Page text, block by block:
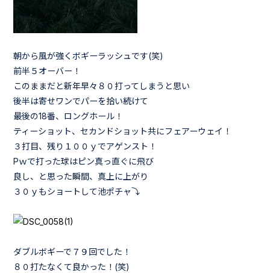
朝から風が強くボギーラッシュです(笑)
前半５オーバー！
このままだと新年早々８０打ってしまうと思い
後半は寄せワンでパーを拾い続けて
最後の18番、ロングホール！
ティーショット、セカンドショット共にフェアーウェイ！
３打目、残り１００ｙでアゲンスト！
Pｗで打った球はピン真っ直ぐに飛び
良し、と思った瞬間、真上に上がり
３０ｙもショートして池ポチャ⤵
ダブルボギーで７９回でした！
８０打たなくて良かった！(笑)